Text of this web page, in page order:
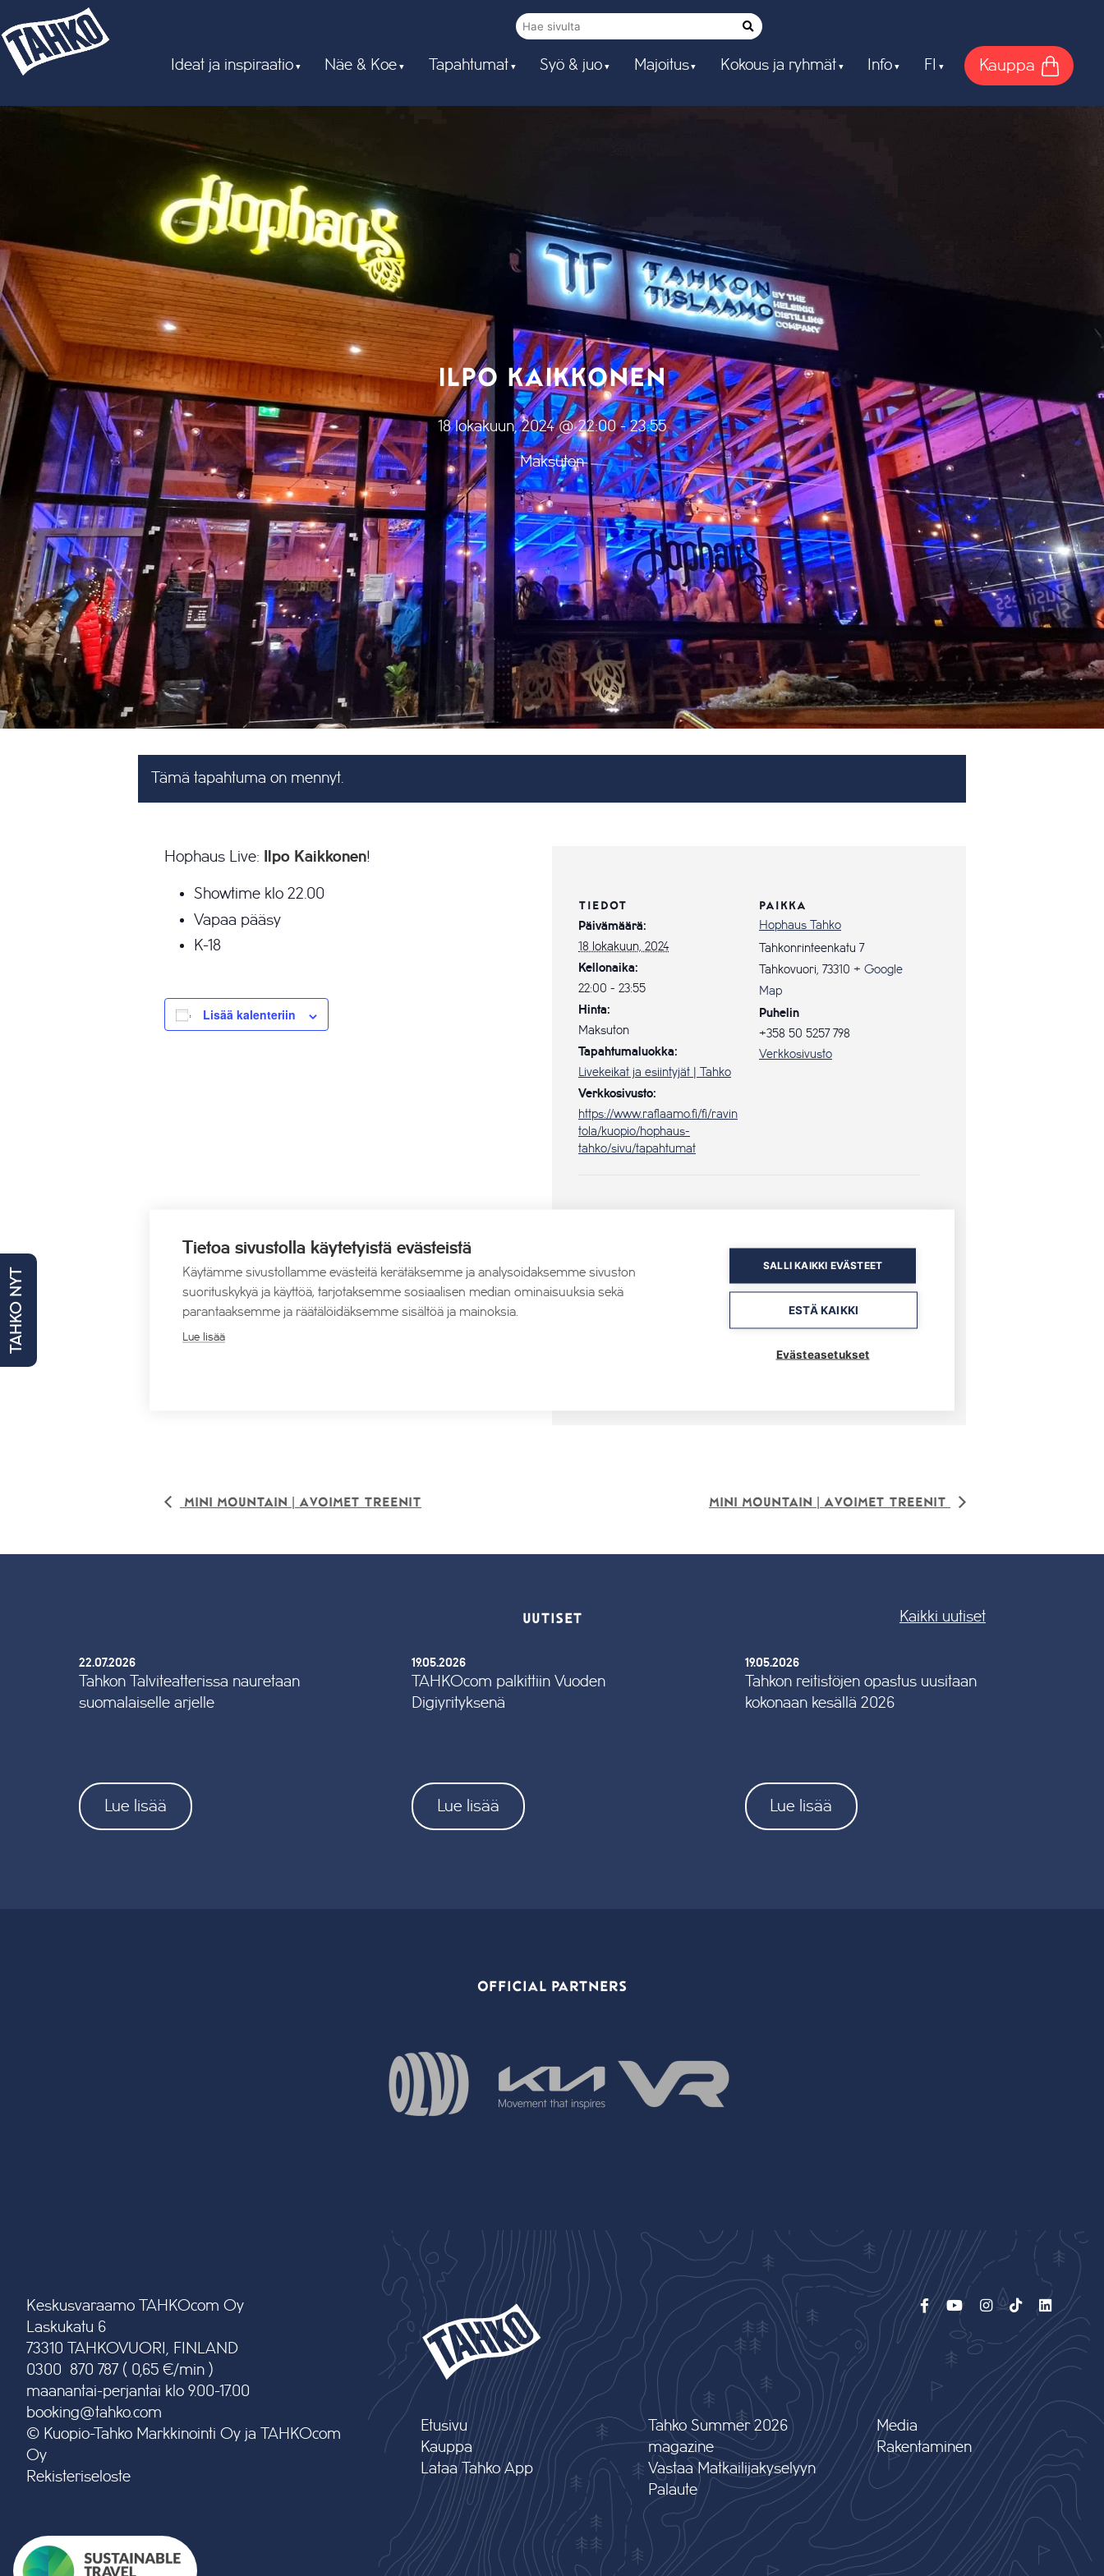
Ideat ja inspiraatio Näe & Koe Tapahtumat Syö & juo Majoitus Kokous ja ryhmät Info FI Kauppa
TAHKO NYT
ILPO KAIKKONEN
18 lokakuun, 2024 @ 22:00-23:55
Maksuton
Tämä tapahtuma on mennyt.
Hophaus Live: Ilpo Kaikkonen!
Showtime klo 22.00
Vapaa pääsy
K-18
Lisää kalenteriin
TIEDOT
Päivämäärä:
18 lokakuun, 2024
Kellonaika:
22:00 - 23:55
Hinta:
Maksuton
Tapahtumaluokka:
Livekeikat ja esiintyjät | Tahko
Verkkosivusto:
https://www.raflaamo.fi/fi/ravin
tola/kuopio/hophaus-
tahko/sivu/tapahtumat
PAIKKA
Hophaus Tahko
Tahkonrinteenkatu 7
Tahkovuori, 73310 + Google
Map
Puhelin
+358 50 5257 798
Verkkosivusto
Mini Mountain | Avoimet treenit Mini Mountain | Avoimet treenit
UUTISET Kaikki uutiset
22.07.2026
Tahkon Talviteatterissa nauretaan
suomalaiselle arjelle
Lue lisää
19.05.2026
TAHKOcom palkittiin Vuoden
Digiyrityksenä
Lue lisää
19.05.2026
Tahkon reitistöjen opastus uusitaan
kokonaan kesällä 2026
Lue lisää
OFFICIAL PARTNERS
Keskusvaraamo TAHKOcom Oy
Laskukatu 6
73310 TAHKOVUORI, FINLAND
0300 870 787 ( 0,65 €/min )
maanantai-perjantai klo 9.00-17.00
booking@tahko.com
© Kuopio-Tahko Markkinointi Oy ja TAHKOcom
Oy
Rekisteriseloste
Etusivu
Kauppa
Lataa Tahko App
Tahko Summer 2026
magazine
Vastaa Matkailijakyselyyn
Palaute
Media
Rakentaminen
Tietoa sivustolla käytetyistä evästeistä
Käytämme sivustollamme evästeitä kerätäksemme ja analysoidaksemme sivuston
suorituskykyä ja käyttöä, tarjotaksemme sosiaalisen median ominaisuuksia sekä
parantaaksemme ja räätälöidäksemme sisältöä ja mainoksia.
Lue lisää
SALLI KAIKKI EVÄSTEET
ESTÄ KAIKKI
Evästeasetukset